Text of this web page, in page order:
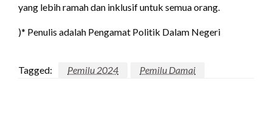
yang lebih ramah dan inklusif untuk semua orang.
)* Penulis adalah Pengamat Politik Dalam Negeri
Tagged: Pemilu 2024 Pemilu Damai